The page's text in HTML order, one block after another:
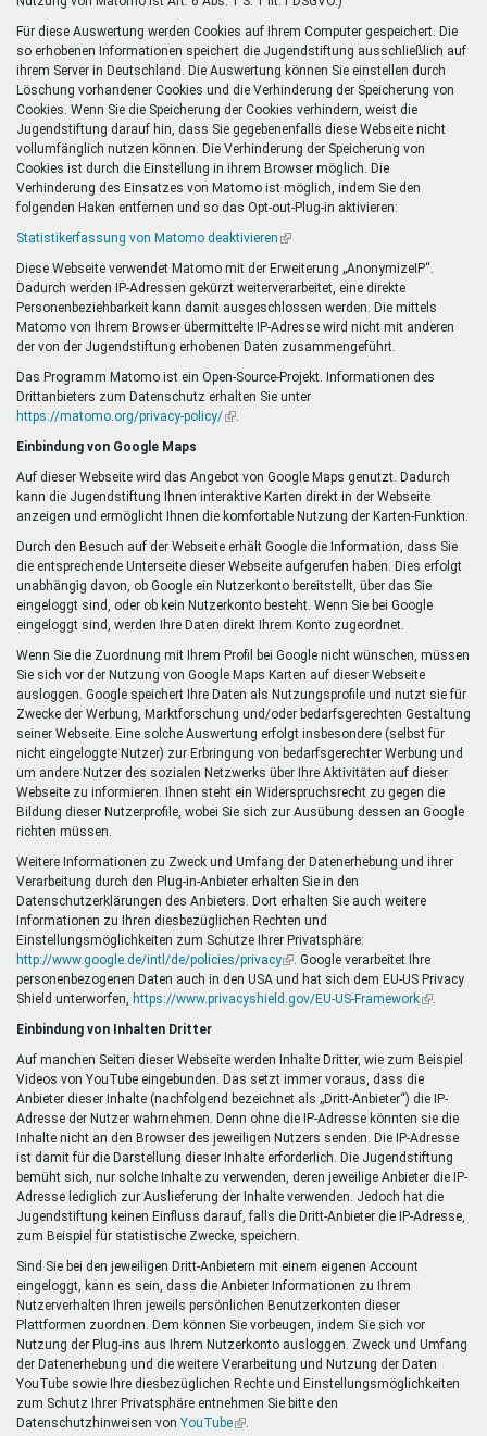
Für diese Auswertung werden Cookies auf Ihrem Computer gespeichert. Die
so erhobenen Informationen speichert die Jugendstiftung ausschließlich auf
ihrem Server in Deutschland. Die Auswertung können Sie einstellen durch
Löschung vorhandener Cookies und die Verhinderung der Speicherung von
Cookies. Wenn Sie die Speicherung der Cookies verhindern, weist die
Jugendstiftung darauf hin, dass Sie gegebenenfalls diese Webseite nicht
vollumfänglich nutzen können. Die Verhinderung der Speicherung von
Cookies ist durch die Einstellung in ihrem Browser möglich. Die
Verhinderung des Einsatzes von Matomo ist möglich, indem Sie den
folgenden Haken entfernen und so das Opt-out-Plug-in aktivieren:
Statistikerfassung von Matomo deaktivieren (Link
extern)
Diese Webseite verwendet Matomo mit der Erweiterung „AnonymizeIP“.
Dadurch werden IP-Adressen gekürzt weiterverarbeitet, eine direkte
Personenbeziehbarkeit kann damit ausgeschlossen werden. Die mittels
Matomo von Ihrem Browser übermittelte IP-Adresse wird nicht mit anderen
der von der Jugendstiftung erhobenen Daten zusammengeführt.
Das Programm Matomo ist ein Open-Source-Projekt. Informationen des
Drittanbieters zum Datenschutz erhalten Sie unter
https://matomo.org/privacy-policy/(Link
Einbindung von Google Maps
Auf dieser Webseite wird das Angebot von Google Maps genutzt. Dadurch
kann die Jugendstiftung Ihnen interaktive Karten direkt in der Webseite
anzeigen und ermöglicht Ihnen die komfortable Nutzung der Karten-Funktion.
Durch den Besuch auf der Webseite erhält Google die Information, dass Sie
die entsprechende Unterseite dieser Webseite aufgerufen haben. Dies erfolgt
unabhängig davon, ob Google ein Nutzerkonto bereitstellt, über das Sie
eingeloggt sind, oder ob kein Nutzerkonto besteht. Wenn Sie bei Google
eingeloggt sind, werden Ihre Daten direkt Ihrem Konto zugeordnet.
Wenn Sie die Zuordnung mit Ihrem Profil bei Google nicht wünschen, müssen
Sie sich vor der Nutzung von Google Maps Karten auf dieser Webseite
ausloggen. Google speichert Ihre Daten als Nutzungsprofile und nutzt sie für
Zwecke der Werbung, Marktforschung und/oder bedarfsgerechten Gestaltung
seiner Webseite. Eine solche Auswertung erfolgt insbesondere (selbst für
nicht eingeloggte Nutzer) zur Erbringung von bedarfsgerechter Werbung und
um andere Nutzer des sozialen Netzwerks über Ihre Aktivitäten auf dieser
Webseite zu informieren. Ihnen steht ein Widerspruchsrecht zu gegen die
Bildung dieser Nutzerprofile, wobei Sie sich zur Ausübung dessen an Google
richten müssen.
Weitere Informationen zu Zweck und Umfang der Datenerhebung und ihrer
Verarbeitung durch den Plug-in-Anbieter erhalten Sie in den
Datenschutzerklärungen des Anbieters. Dort erhalten Sie auch weitere
Informationen zu Ihren diesbezüglichen Rechten und
Einstellungsmöglichkeiten zum Schutze Ihrer Privatsphäre:
http://www.google.de/intl/de/policies/privacy(Link
ist
extern)
. Google verarbeitet Ihre
personenbezogenen Daten auch in den USA und hat sich dem EU-US Privacy
Shield unterworfen,
https://www.privacyshield.gov/EU-US-Framework(Link
Einbindung von Inhalten Dritter
Auf manchen Seiten dieser Webseite werden Inhalte Dritter, wie zum Beispiel
Videos von YouTube eingebunden. Das setzt immer voraus, dass die
Anbieter dieser Inhalte (nachfolgend bezeichnet als „Dritt-Anbieter“) die IP-
Adresse der Nutzer wahrnehmen. Denn ohne die IP-Adresse könnten sie die
Inhalte nicht an den Browser des jeweiligen Nutzers senden. Die IP-Adresse
ist damit für die Darstellung dieser Inhalte erforderlich. Die Jugendstiftung
bemüht sich, nur solche Inhalte zu verwenden, deren jeweilige Anbieter die IP-
Adresse lediglich zur Auslieferung der Inhalte verwenden. Jedoch hat die
Jugendstiftung keinen Einfluss darauf, falls die Dritt-Anbieter die IP-Adresse,
zum Beispiel für statistische Zwecke, speichern.
Sind Sie bei den jeweiligen Dritt-Anbietern mit einem eigenen Account
eingeloggt, kann es sein, dass die Anbieter Informationen zu Ihrem
Nutzerverhalten Ihren jeweils persönlichen Benutzerkonten dieser
Plattformen zuordnen. Dem können Sie vorbeugen, indem Sie sich vor
Nutzung der Plug-ins aus Ihrem Nutzerkonto ausloggen. Zweck und Umfang
der Datenerhebung und die weitere Verarbeitung und Nutzung der Daten
YouTube sowie Ihre diesbezüglichen Rechte und Einstellungsmöglichkeiten
zum Schutz Ihrer Privatsphäre entnehmen Sie bitte den
Datenschutzhinweisen von YouTube(Link